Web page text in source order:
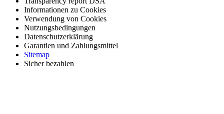
Informationen zu Cookies
Verwendung von Cookies
Nutzungsbedingungen
Datenschutzerklärung
Garantien und Zahlungsmittel
Sitemap
Sicher bezahlen